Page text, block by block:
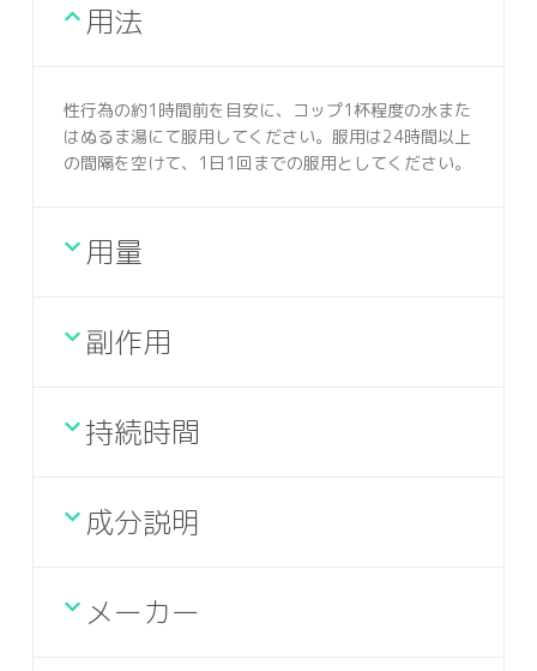
用法
性行為の約1時間前を目安に、コップ1杯程度の水また
はぬるま湯にて服用してください。服用は24時間以上
の間隔を空けて、1日1回までの服用としてください。
用量
副作用
持続時間
成分説明
メーカー